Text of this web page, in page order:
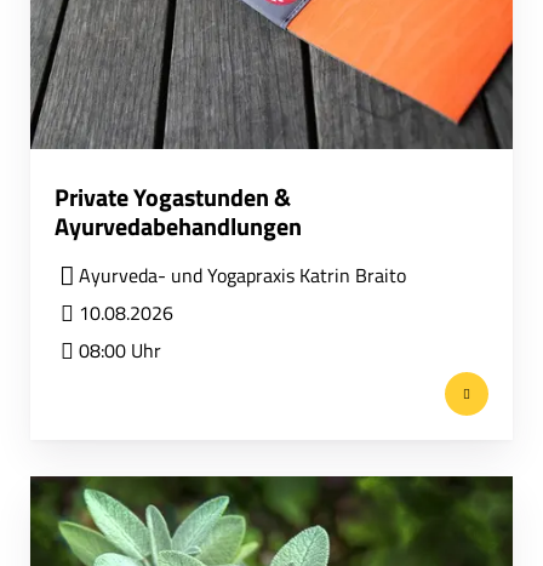
Private Yogastunden &
Ayurvedabehandlungen
Ayurveda- und Yogapraxis Katrin Braito
10.08.2026
08:00 Uhr